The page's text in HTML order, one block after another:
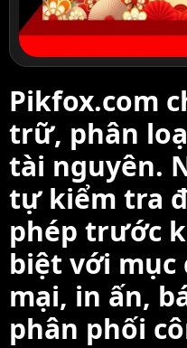
Pikfox.com
trữ, phân
tài nguyên.
tự kiểm tra
phép trước
biệt với
mại, in ấn,
phân phối